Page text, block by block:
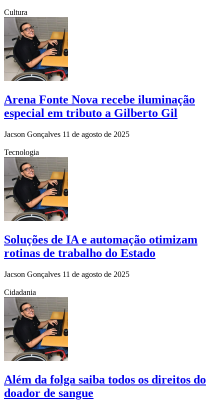
Cultura
Arena Fonte Nova recebe iluminação
especial em tributo a Gilberto Gil
Jacson Gonçalves 11 de agosto de 2025
Tecnologia
Soluções de IA e automação otimizam
rotinas de trabalho do Estado
Jacson Gonçalves 11 de agosto de 2025
Cidadania
Além da folga saiba todos os direitos do
doador de sangue